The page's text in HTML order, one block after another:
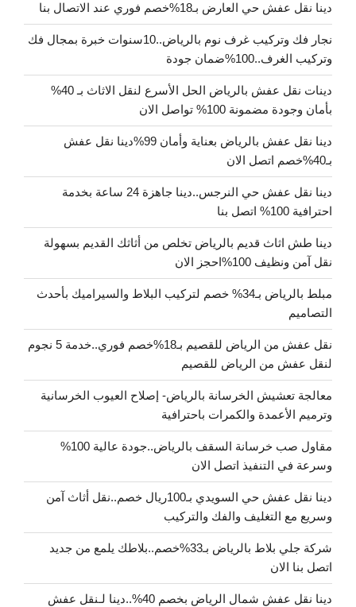
دينا نقل عفش حي العارض بـ18%خصم فوري عند الاتصال بنا
نجار فك وتركيب غرف نوم بالرياض..10سنوات خبرة بمجال فك
وتركيب الغرف..100%ضمان جودة
دينات نقل عفش بالرياض الحل الأسرع لنقل الاثاث بـ 40%
بأمان وجودة مضمونة 100% تواصل الان
دينا نقل عفش بالرياض بعناية وأمان 99%دينا نقل عفش
بـ40%خصم اتصل الان
دينا نقل عفش حي النرجس..دينا جاهزة 24 ساعة بخدمة
احترافية 100% اتصل بنا
دينا طش اثاث قديم بالرياض تخلص من أثاثك القديم بسهولة
نقل آمن ونظيف 100%احجز الان
مبلط بالرياض بـ34% خصم لتركيب البلاط والسيراميك بأحدث
التصاميم
نقل عفش من الرياض للقصيم بـ18%خصم فوري..خدمة 5 نجوم
لنقل عفش من الرياض للقصيم
معالجة تعشيش الخرسانة بالرياض- إصلاح العيوب الخرسانية
وترميم الأعمدة والكمرات باحترافية
مقاول صب خرسانة السقف بالرياض..جودة عالية 100%
وسرعة في التنفيذ اتصل الان
دينا نقل عفش حي السويدي بـ100ريال خصم..نقل أثاث آمن
وسريع مع التغليف والفك والتركيب
شركة جلي بلاط بالرياض بـ33%خصم..بلاطك يلمع من جديد
اتصل بنا الان
دينا نقل عفش شمال الرياض بخصم 40%..دينا لـنقل عفش